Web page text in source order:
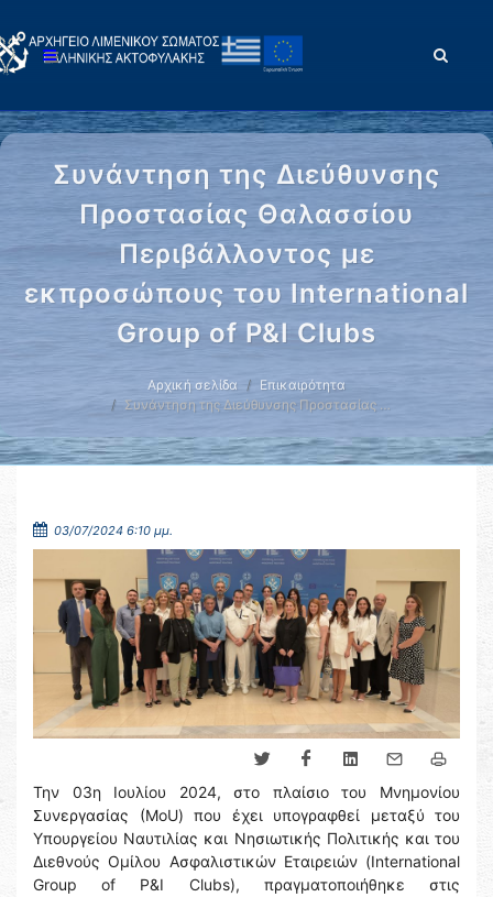
Συνάντηση της Διεύθυνσης
Προστασίας Θαλασσίου
Περιβάλλοντος με
εκπροσώπους του International
Group of P&I Clubs
Αρχική σελίδα
Επικαιρότητα
Συνάντηση της Διεύθυνσης Προστασίας …
03/07/2024 6:10 μμ.
Την 03η Ιουλίου 2024, στο πλαίσιο του Μνημονίου
Συνεργασίας (ΜοU) που έχει υπογραφθεί μεταξύ του
Υπουργείου Ναυτιλίας και Νησιωτικής Πολιτικής και του
Διεθνούς Ομίλου Ασφαλιστικών Εταιρειών (International
Group of P&I Clubs), πραγματοποιήθηκε στις